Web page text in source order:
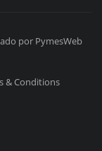
por PymesWeb
& Conditions